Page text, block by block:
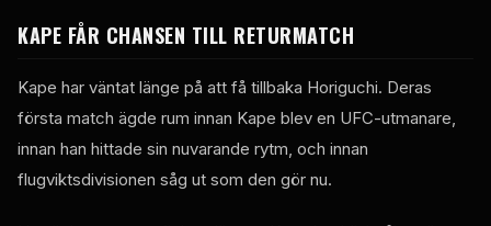
KAPE FÅR CHANSEN TILL RETURMATCH
Kape har väntat länge på att få tillbaka Horiguchi. Deras
första match ägde rum innan Kape blev en UFC-utmanare,
innan han hittade sin nuvarande rytm, och innan
flugviktsdivisionen såg ut som den gör nu.